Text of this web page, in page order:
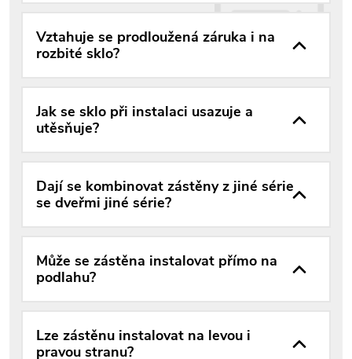
Vztahuje se prodloužená záruka i na
rozbité sklo?
Jak se sklo při instalaci usazuje a
utěsňuje?
Dají se kombinovat zástěny z jiné série
se dveřmi jiné série?
Může se zástěna instalovat přímo na
podlahu?
Lze zástěnu instalovat na levou i
pravou stranu?